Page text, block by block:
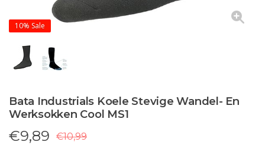
10% Sale
Bata Industrials Koele Stevige Wandel- En
Werksokken Cool MS1
€9,89 €10,99